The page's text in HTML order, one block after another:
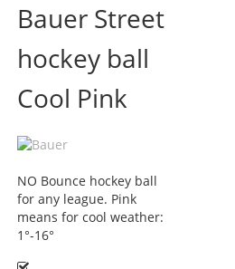
einde
van
de
afbeeldingen-
gallerij
het
begin
van
de
afbeeldingen-
gallerij
Bauer Street
hockey ball
Cool Pink
NO Bounce hockey ball
for any league. Pink
means for cool weather:
1°-16°